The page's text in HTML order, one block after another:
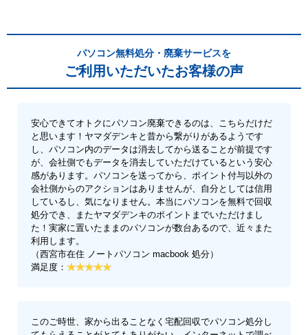
パソコン無料処分・廃棄サービスを
ご利用いただいたお客様の声
安心できてオトクにパソコン廃棄できるのは、こちらだけだ
と思います！ヤマダデンキと昔から繋がりがあるようです
し、パソコン内のデータは消去してから送ることが前提です
が、会社側でもデータを消去していただけているという安心
感があります。パソコンを送ってから、ポイント付与以外の
会社側からのアクションはありませんが、自分としては信用
しているし、気になりません。本当にパソコンを無料で回収
処分でき、またヤマダデンキのポイントまでいただけまし
た！実家に置いたままのパソコンが数台あるので、近々また
利用します。
（西宮市在住 ノートパソコン macbook 処分）
満足度：
このご時世、家から出ることなく宅配回収でパソコン処分し